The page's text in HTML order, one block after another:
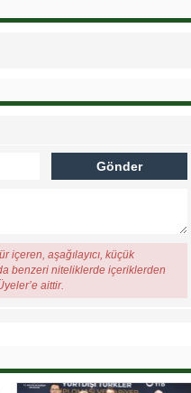
içeren, aşağılayıcı, küçük
benzeri niteliklerde içeriklerden
aittir.